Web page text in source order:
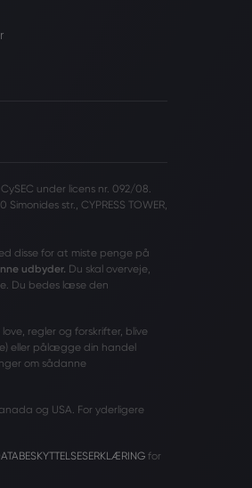
under licens nr. 092/08.
str., CYPRESS TOWER,
disse for at miste penge på
udbyder. Du skal overveje,
Du bedes læse den
regler og forskrifter, blive
eller pålægge din handel
om sådanne
og USA. For yderligere
for